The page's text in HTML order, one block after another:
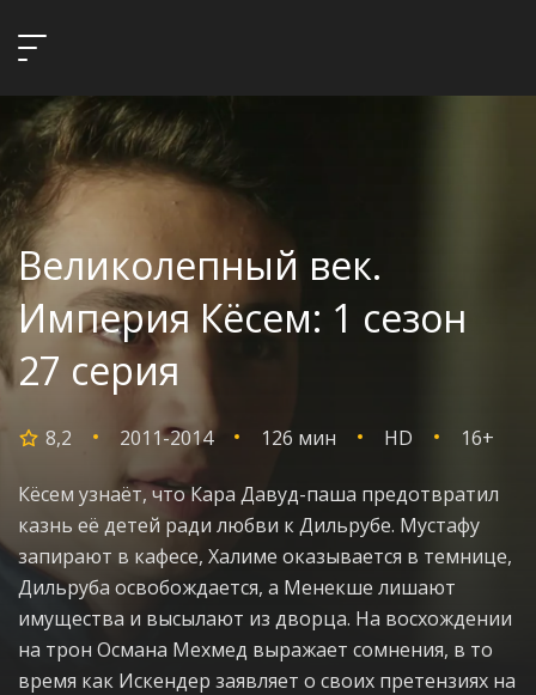
Великолепный век.
Империя Кёсем: 1 сезон
27 серия
8,2 2011-2014 126 мин HD 16+
Кёсем узнаёт, что Кара Давуд-паша предотвратил
казнь её детей ради любви к Дильрубе. Мустафу
запирают в кафесе, Халиме оказывается в темнице,
Дильруба освобождается, а Менекше лишают
имущества и высылают из дворца. На восхождении
на трон Османа Мехмед выражает сомнения, в то
время как Искендер заявляет о своих претензиях на